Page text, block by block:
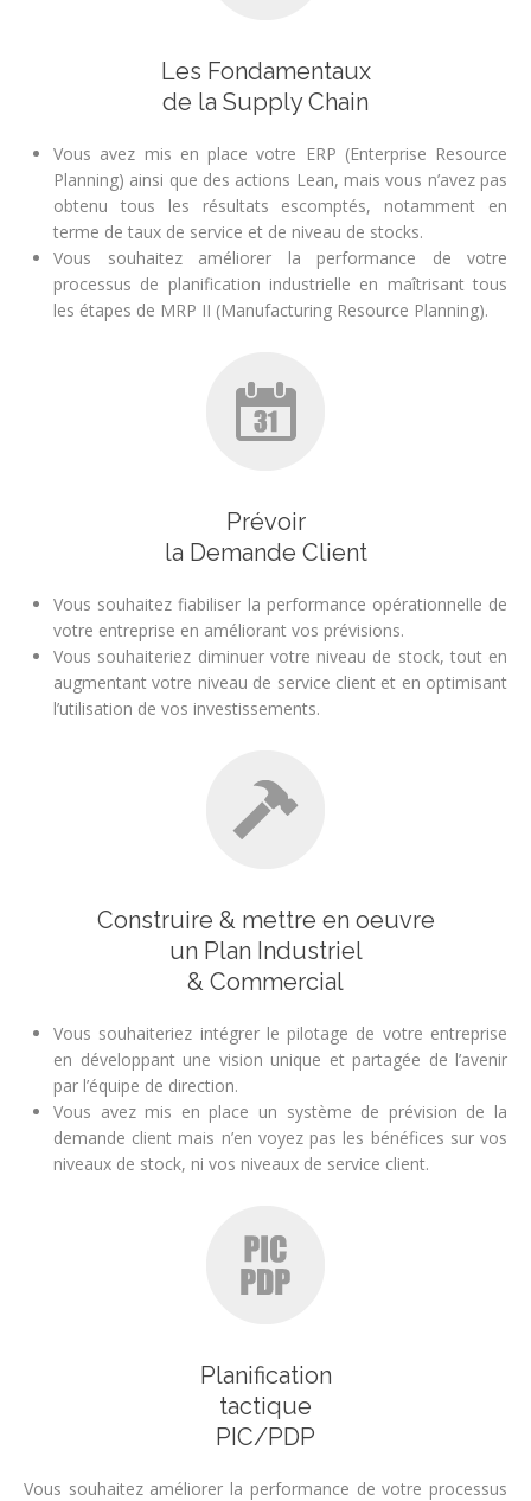
Les Fondamentaux
de la Supply Chain
Vous avez mis en place votre ERP (Enterprise Resource
Planning) ainsi que des actions Lean, mais vous n’avez pas
obtenu tous les résultats escomptés, notamment en
terme de taux de service et de niveau de stocks.
Vous souhaitez améliorer la performance de votre
processus de planification industrielle en maîtrisant tous
les étapes de MRP II (Manufacturing Resource Planning).
Prévoir
la Demande Client
Vous souhaitez fiabiliser la performance opérationnelle de
votre entreprise en améliorant vos prévisions.
Vous souhaiteriez diminuer votre niveau de stock, tout en
augmentant votre niveau de service client et en optimisant
l’utilisation de vos investissements.
Construire & mettre en oeuvre
un Plan Industriel
& Commercial
Vous souhaiteriez intégrer le pilotage de votre entreprise
en développant une vision unique et partagée de l’avenir
par l’équipe de direction.
Vous avez mis en place un système de prévision de la
demande client mais n’en voyez pas les bénéfices sur vos
niveaux de stock, ni vos niveaux de service client.
Planification
tactique
PIC/PDP
Vous souhaitez améliorer la performance de votre processus